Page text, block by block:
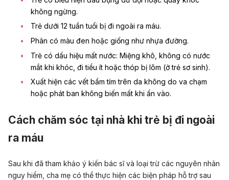
không ngừng.
Trẻ dưới 12 tuần tuổi bị đi ngoài ra máu.
Phân có màu đen hoặc giống như nhựa đường.
Trẻ có dấu hiệu mất nước: Miệng khô, không có nước
mắt khi khóc, đi tiểu ít hoặc thóp bị lõm (ở trẻ sơ sinh).
Xuất hiện các vết bầm tím trên da không do va chạm
hoặc phát ban không biến mất khi ấn vào.
Cách chăm sóc tại nhà khi trẻ bị đi ngoài
ra máu
Sau khi đã tham khảo ý kiến bác sĩ và loại trừ các nguyên nhân
nguy hiểm, cha mẹ có thể thực hiện các biện pháp hỗ trợ sau